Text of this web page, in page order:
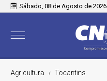
Sábado, 08 de Agosto de 2026
Agricultura Tocantins